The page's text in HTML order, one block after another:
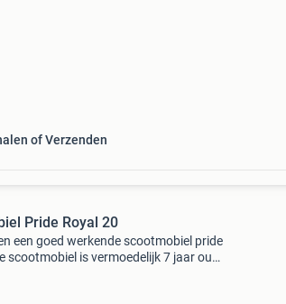
of Verzenden
Pride Royal 20
een goed werkende scootmobiel pride
scootmobiel is vermoedelijk 7 jaar oud